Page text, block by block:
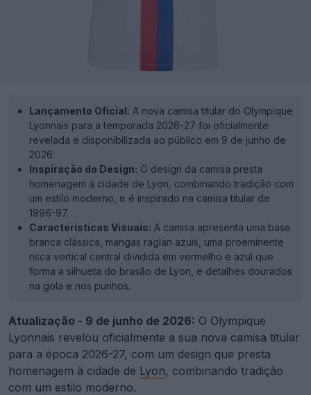
Lançamento Oficial: A nova camisa titular do Olympique
Lyonnais para a temporada 2026-27 foi oficialmente
revelada e disponibilizada ao público em 9 de junho de
2026.
Inspiração do Design: O design da camisa presta
homenagem à cidade de Lyon, combinando tradição com
um estilo moderno, e é inspirado na camisa titular de
1996-97.
Características Visuais: A camisa apresenta uma base
branca clássica, mangas raglan azuis, uma proeminente
risca vertical central dividida em vermelho e azul que
forma a silhueta do brasão de Lyon, e detalhes dourados
na gola e nos punhos.
Atualização - 9 de junho de 2026: O Olympique
Lyonnais revelou oficialmente a sua nova camisa titular
para a época 2026-27, com um design que presta
homenagem à cidade de Lyon, combinando tradição
com um estilo moderno.